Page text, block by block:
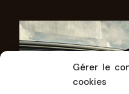
Gérer le
cookies